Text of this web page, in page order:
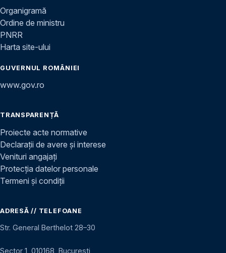
Organigramă
Ordine de ministru
PNRR
Harta site-ului
GUVERNUL ROMÂNIEI
www.gov.ro
TRANSPARENȚĂ
Proiecte acte normative
Declarații de avere și interese
Venituri angajați
Protecția datelor personale
Termeni și condiții
ADRESĂ // TELEFOANE
Str. General Berthelot 28–30
Sector 1, 010168, București